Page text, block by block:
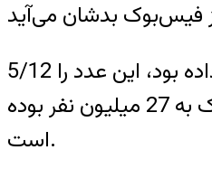
برای نمونه بر اساس برآوردی که 2 سال پیش (دوم بهمن 1390) سایت تابناک از تعداد کاربران ایرانی فیس‌بوک انجام داده بود، این عدد را 5/12
میلیون نفر اعلام کرد. کل کاربران ایران بر اساس آخرین آمار اعلام‌شده از سوی وزارت ارتباطات در 6 ماه نخست ۱۳۹۲ نزدیک به 27 میلیون نفر بوده
است.